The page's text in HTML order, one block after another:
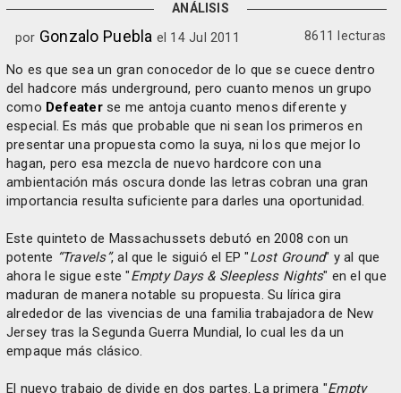
ANÁLISIS
por Gonzalo Puebla el 14 Jul 2011 8611 lecturas
No es que sea un gran conocedor de lo que se cuece dentro
del hadcore más underground, pero cuanto menos un grupo
como Defeaterse me antoja cuanto menos diferente y
especial. Es más que probable que ni sean los primeros en
presentar una propuesta como la suya, ni los que mejor lo
hagan, pero esa mezcla de nuevo hardcore con una
ambientación más oscura donde las letras cobran una gran
importancia resulta suficiente para darles una oportunidad.
Este quinteto de Massachussets debutó en 2008 con un
potente “Travels”, al que le siguió el EP "Lost Ground" y al que
ahora le sigue este "Empty Days & Sleepless Nights" en el que
maduran de manera notable su propuesta. Su lírica gira
alrededor de las vivencias de una familia trabajadora de New
Jersey tras la Segunda Guerra Mundial, lo cual les da un
empaque más clásico.
El nuevo trabajo de divide en dos partes. La primera "Empty